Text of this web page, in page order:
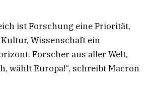
ist Forschung eine Priorität,
Wissenschaft ein
Forscher aus aller Welt,
wählt Europa!“, schreibt Macron